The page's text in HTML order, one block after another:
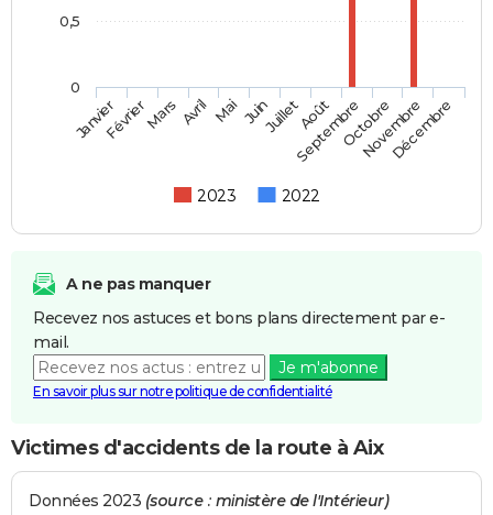
2023 2022
JanvierFévrierMars Avril Mai JuinJuilletAoût
SeptembreOctobre
Novembre
Décembre
0
0,5
A ne pas manquer
Recevez nos astuces et bons plans directement par e-
mail.
Je m'abonne
En savoir plus sur notre politique de confidentialité
Victimes d'accidents de la route à Aix
Données 2023 (source : ministère de l'Intérieur)